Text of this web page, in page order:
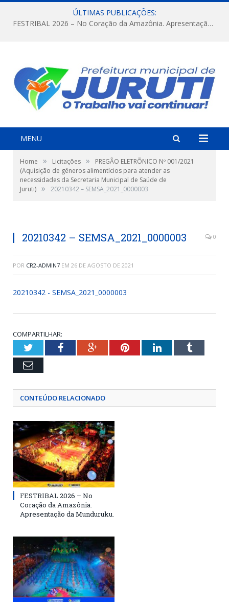
ÚLTIMAS PUBLICAÇÕES:
FESTRIBAL 2026 – No Coração da Amazônia. Apresentação da Munduruku.
MENU
Home » Licitações »
PREGÃO ELETRÕNICO Nº 001/2021
(Aquisição de gêneros alimentícios para atender as
necessidades da Secretaria Municipal de Saúde de
Juruti) » 20210342 – SEMSA_2021_0000003
20210342 – SEMSA_2021_0000003 0
POR CR2-ADMIN7 EM 26 DE AGOSTO DE 2021
20210342 - SEMSA_2021_0000003
COMPARTILHAR:
TwitterFacebookGoogle+PinterestLinkedInTumblr
Email
CONTEÚDO RELACIONADO
FESTRIBAL 2026 – No
Coração da Amazônia.
Apresentação da Munduruku.